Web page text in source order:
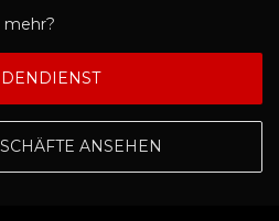
mehr?
ANSEHEN